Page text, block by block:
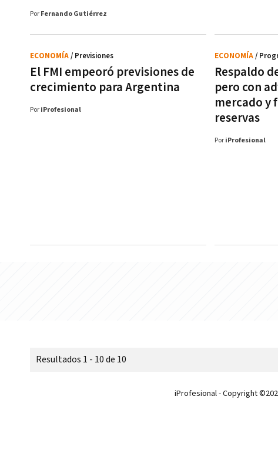
Por Fernando Gutiérrez
El FMI empeoró previsiones de
crecimiento para Argentina
ECONOMÍA/ Previsiones
Por iProfesional
Respaldo
pero con
mercado y
reservas
ECONOMÍA/
Por iProfesional
Resultados 1 - 10 de 10
iProfesional - Copyright